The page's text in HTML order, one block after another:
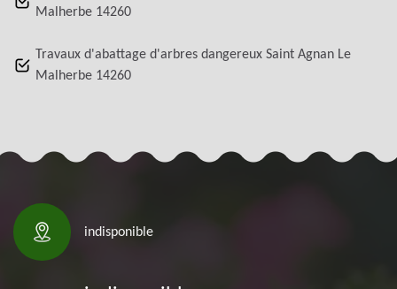
Malherbe 14260
Travaux d'abattage d'arbres dangereux Saint Agnan Le
Malherbe 14260
indisponible